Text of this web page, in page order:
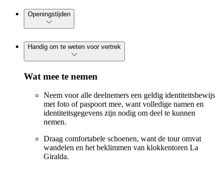
Openingstijden
Handig om te weten voor vertrek
Wat mee te nemen
Neem voor alle deelnemers een geldig identiteitsbewijs
met foto of paspoort mee, want volledige namen en
identiteitsgegevens zijn nodig om deel te kunnen
nemen.
Draag comfortabele schoenen, want de tour omvat
wandelen en het beklimmen van klokkentoren La
Giralda.